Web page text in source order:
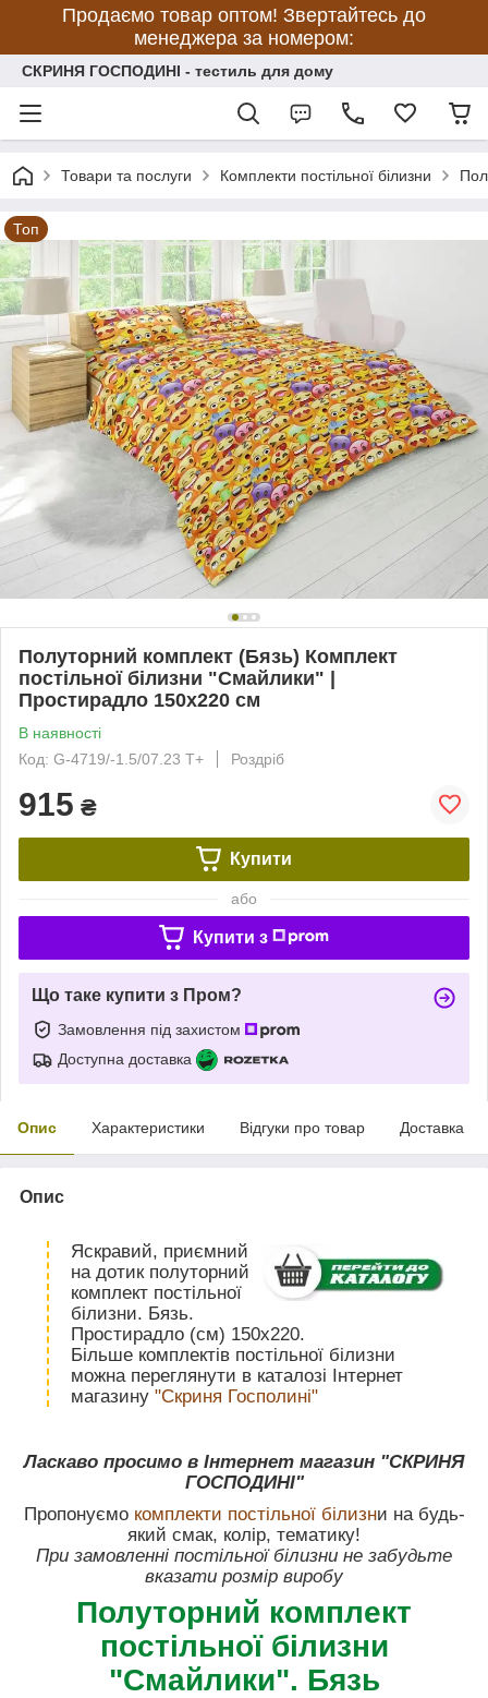
Продаємо товар оптом! Звертайтесь до
менеджера за номером:
СКРИНЯ ГОСПОДИНІ - тестиль для дому
Товари та послуги Комплекти постільної білизни
Топ
Полуторний комплект (Бязь) Комплект
постільної білизни "Смайлики" |
Простирадло 150х220 см
В наявності
Код: G-4719/-1.5/07.23 Т+
Роздріб
915 ₴
Купити
або
Купити з
Що таке купити з Пром?
Замовлення під захистом
Доступна доставка
Опис Характеристики Відгуки про товар Доставка
Опис
Яскравий, приємний
на дотик полуторний
комплект постільної
білизни. Бязь.
Простирадло (см) 150х220.
Більше комплектів постільної білизни
можна переглянути в каталозі Інтернет
магазину "Скриня Госполині"
Ласкаво просимо в Інтернет магазин "СКРИНЯ
ГОСПОДИНІ"
Пропонуємо комплекти постільної білизни на будь-
який смак, колір, тематику!
При замовленні постільної білизни не забудьте
вказати розмір виробу
Полуторний комплект
постільної білизни
"Смайлики". Бязь